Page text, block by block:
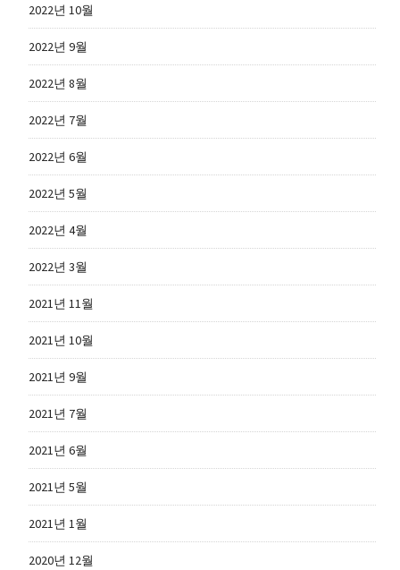
2022년 10월
2022년 9월
2022년 8월
2022년 7월
2022년 6월
2022년 5월
2022년 4월
2022년 3월
2021년 11월
2021년 10월
2021년 9월
2021년 7월
2021년 6월
2021년 5월
2021년 1월
2020년 12월